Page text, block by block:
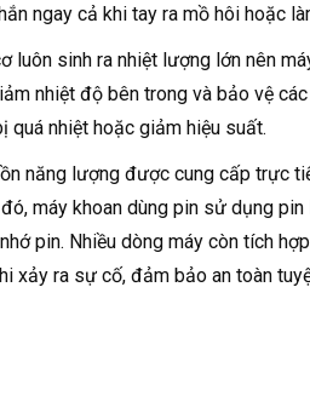
ngay cả khi tay ra mồ hôi hoặc
luôn sinh ra nhiệt lượng lớn nên
nhiệt độ bên trong và bảo vệ
quá nhiệt hoặc giảm hiệu suất.
năng lượng được cung cấp trực
máy khoan dùng pin sử dụng
pin. Nhiều dòng máy còn tích
xảy ra sự cố, đảm bảo an toàn